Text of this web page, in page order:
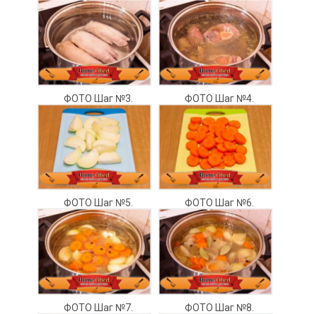
ФОТО Шаг №3. ФОТО Шаг №4.
ФОТО Шаг №5. ФОТО Шаг №6.
ФОТО Шаг №7. ФОТО Шаг №8.